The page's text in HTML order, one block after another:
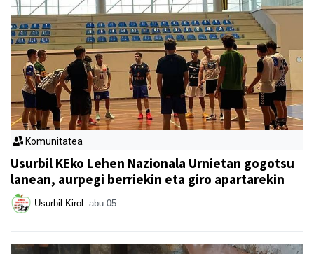
Komunitatea
Usurbil KEko Lehen Nazionala Urnietan gogotsu
lanean, aurpegi berriekin eta giro apartarekin
Usurbil Kirol abu 05